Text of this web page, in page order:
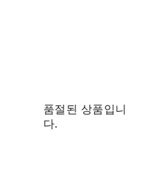
품절된 상품입니
다.